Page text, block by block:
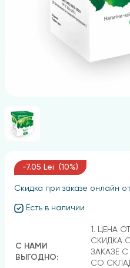
-7.05 Lei (10%)
Скидка при заказе онлайн
Есть в наличии
С НАМИ
ВЫГОДНО:
1. ЦЕНА
СКИДКА
ЗАКАЗЕ
СО